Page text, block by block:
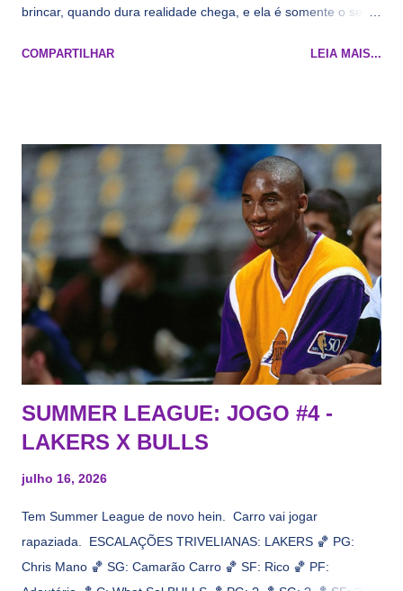
brincar, quando dura realidade chega, e ela é somente o seu
cara de decrépito, mas que aparentemente ainda é jovem.
vezes a gente esquece mesmo. Então, como diria o Marcelo
Tas no Telecurso 2000 , É HORA DA REVISÃO! Ah, e quase
todos esses nomes foram linkados ao Lakers. Se de fato há o
interesse, não importa, o nosso compromisso é sempre com a
informação, a veracidade vem depois. E do Lakers hein? Até
agora nada de Ruim Hachaomuro (dizem que Nets tem
interesse) e LeBrão James - esse sendo assediado pelo
Draymond Green enquanto chora pro Cavs contrat...
COMPARTILHAR LEIA MAIS...
SUMMER LEAGUE: JOGO #4 -
LAKERS X BULLS
julho 16, 2026
Tem Summer League de novo hein. Carro vai jogar
rapaziada. ESCALAÇÕES TRIVELIANAS: LAKERS 🏀 PG:
Chris Mano 🏀 SG: Camarão Carro 🏀 SF: Rico 🏀 PF: